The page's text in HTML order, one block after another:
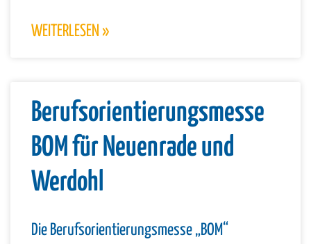
WEITERLESEN »
Berufsorientierungsmesse
BOM für Neuenrade und
Werdohl
Die Berufsorientierungsmesse „BOM“